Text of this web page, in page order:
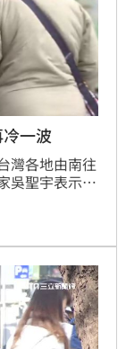
一波
灣各地由南往
吳聖宇表示，
估一直到週
空曠地區低溫
對高一些，